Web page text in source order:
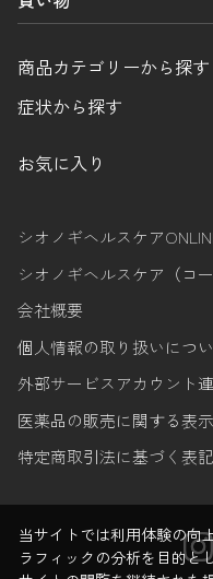
商品カテゴリーから探す
症状から探す
お気に入り
シオノギヘルスケア
シオノギヘルスケア（コ
会社概要
個人情報の取り扱いにつ
外部サービスアカウント
医薬品の販売に関する表示
特定商取引法に基づく表記
当サイトでは利用体験の向
ラフィックの分析を目的と